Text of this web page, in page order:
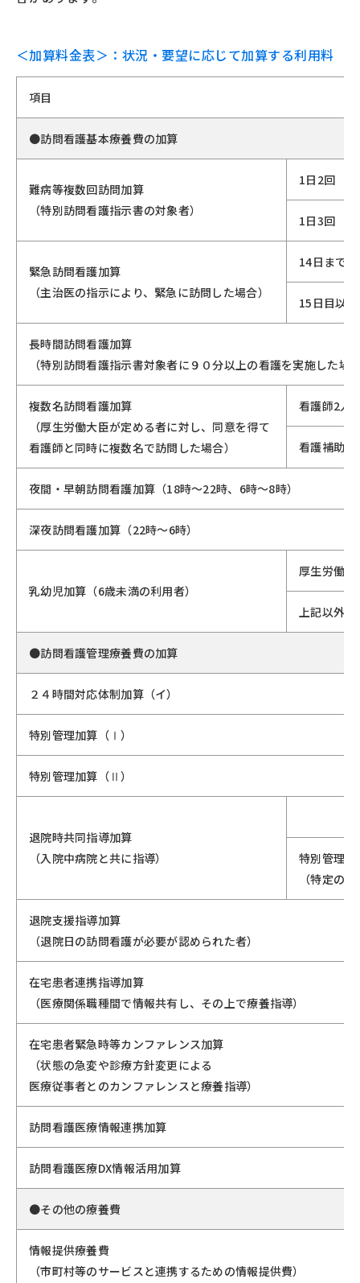
＜加算料金表＞：状況・要望に応じて加算する利用料
項目
●訪問看護基本療養費の加算
難病等複数回訪問加算
（特別訪問看護指示書の対象者）
1日2回
1日3回
緊急訪問看護加算
（主治医の指示により、緊急に訪問した場合）
14日まで
15日目以降
長時間訪問看護加算
（特別訪問看護指示書対象者に９０分以上の看護を実施した場
複数名訪問看護加算
（厚生労働大臣が定める者に対し、同意を得て
看護師と同時に複数名で訪問した場合）
看護師2人
看護補助者
夜間・早朝訪問看護加算（18時～22時、6時～8時）
深夜訪問看護加算（22時～6時）
乳幼児加算（6歳未満の利用者）
厚生労働
上記以外
●訪問看護管理療養費の加算
２４時間対応体制加算（イ）
特別管理加算（Ⅰ）
特別管理加算（Ⅱ）
退院時共同指導加算
（入院中病院と共に指導）
特別管理指
（特定の
退院支援指導加算
（退院日の訪問看護が必要が認められた者）
在宅患者連携指導加算
（医療関係職種間で情報共有し、その上で療養指導）
在宅患者緊急時等カンファレンス加算
（状態の急変や診療方針変更による
医療従事者とのカンファレンスと療養指導）
訪問看護医療情報連携加算
訪問看護医療DX情報活用加算
●その他の療養費
情報提供療養費
（市町村等のサービスと連携するための情報提供費）